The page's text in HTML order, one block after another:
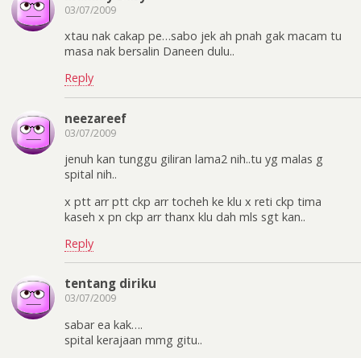
03/07/2009
xtau nak cakap pe…sabo jek ah pnah gak macam tu
masa nak bersalin Daneen dulu..
Reply
neezareef
03/07/2009
jenuh kan tunggu giliran lama2 nih..tu yg malas g
spital nih..
x ptt arr ptt ckp arr tocheh ke klu x reti ckp tima
kaseh x pn ckp arr thanx klu dah mls sgt kan..
Reply
tentang diriku
03/07/2009
sabar ea kak….
spital kerajaan mmg gitu..